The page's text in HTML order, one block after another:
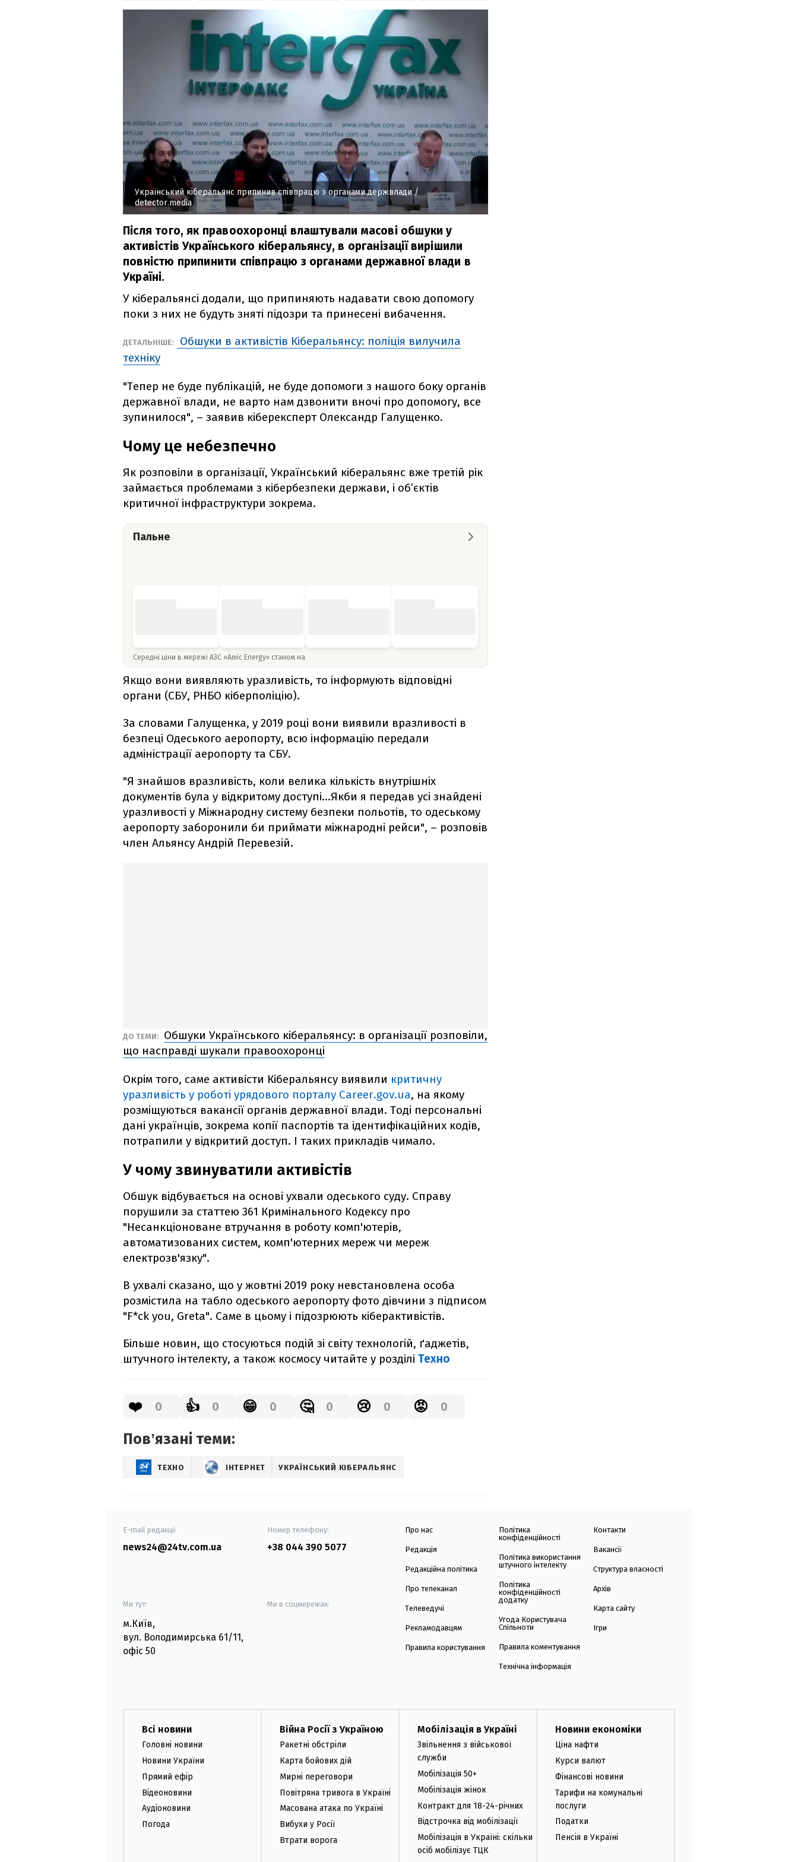
Український кіберальянс припинив співпрацю з органами держвлади/
detector.media
Після того, як правоохоронці влаштували масові обшуки у
активістів Українського кіберальянсу, в організації вирішили
повністю припинити співпрацю з органами державної влади в
Україні.
У кіберальянсі додали, що припиняють надавати свою допомогу
поки з них не будуть зняті підозри та принесені вибачення.
ДЕТАЛЬНІШЕ:
Обшуки в активістів Кіберальянсу: поліція вилучила
техніку
"Тепер не буде публікацій, не буде допомоги з нашого боку органів
державної влади, не варто нам дзвонити вночі про допомогу, все
зупинилося", – заявив кіберексперт Олександр Галущенко.
Чому це небезпечно
Як розповіли в організації, Український кіберальянс вже третій рік
займається проблемами з кібербезпеки держави, і об’єктів
критичної інфраструктури зокрема.
Пальне
Середні ціни в мережі АЗС «Amic Energy» станом на
Якщо вони виявляють уразливість, то інформують відповідні
органи (СБУ, РНБО кіберполіцію).
За словами Галущенка, у 2019 році вони виявили вразливості в
безпеці Одеського аеропорту, всю інформацію передали
адміністрації аеропорту та СБУ.
"Я знайшов вразливість, коли велика кількість внутрішніх
документів була у відкритому доступі…Якби я передав усі знайдені
уразливості у Міжнародну систему безпеки польотів, то одеському
аеропорту заборонили би приймати міжнародні рейси", – розповів
член Альянсу Андрій Перевезій.
ДО ТЕМИ:
Обшуки Українського кіберальянсу: в організації розповіли,
що насправді шукали правоохоронці
Окрім того, саме активісти Кіберальянсу виявили критичну
уразливість у роботі урядового порталу Сareer.gov.ua, на якому
розміщуються вакансії органів державної влади. Тоді персональні
дані українців, зокрема копії паспортів та ідентифікаційних кодів,
потрапили у відкритий доступ. І таких прикладів чимало.
У чому звинуватили активістів
Обшук відбувається на основі ухвали одеського суду. Справу
порушили за статтею 361 Кримінального Кодексу про
"Несанкціоноване втручання в роботу комп'ютерів,
автоматизованих систем, комп'ютерних мереж чи мереж
електрозв'язку".
В ухвалі сказано, що у жовтні 2019 року невстановлена особа
розмістила на табло одеського аеропорту фото дівчини з підписом
"F*ck you, Greta". Саме в цьому і підозрюють кіберактивістів.
Більше новин, що стосуються подій зі світу технологій, ґаджетів,
штучного інтелекту, а також космосу читайте у розділі Техно
❤️ 0 👍 0 😁 0 🤔 0 😢 0 😡 0
Повʼязані теми:
ТЕХНО ІНТЕРНЕТ УКРАЇНСЬКИЙ КІБЕРАЛЬЯНС
E-mail редакції
news24@24tv.com.ua
Номер телефону:
+38 044 390 5077
Ми тут:
м.Київ,
вул. Володимирська 61/11,
офіс 50
Ми в соцмережах:
Про нас
Редакція
Редакційна політика
Про телеканал
Телеведучі
Рекламодавцям
Правила користування
Політика
конфіденційності
Політика використання
штучного інтелекту
Політика
конфіденційності
додатку
Угода Користувача
Спільноти
Правила коментування
Технічна інформація
Контакти
Вакансії
Структура власності
Архів
Карта сайту
Ігри
Всі новини
Головні новини
Новини України
Прямий ефір
Відеоновини
Аудіоновини
Погода
Війна Росії з Україною
Ракетні обстріли
Карта бойових дій
Мирні переговори
Повітряна тривога в Україні
Масована атака по Україні
Вибухи у Росії
Втрати ворога
Мобілізація в Україні
Звільнення з військової
служби
Мобілізація 50+
Мобілізація жінок
Контракт для 18-24-річних
Відстрочка від мобілізації
Мобілізація в Україні: скільки
осіб мобілізує ТЦК
Новини економіки
Ціна нафти
Курси валют
Фінансові новини
Тарифи на комунальні
послуги
Податки
Пенсія в Україні